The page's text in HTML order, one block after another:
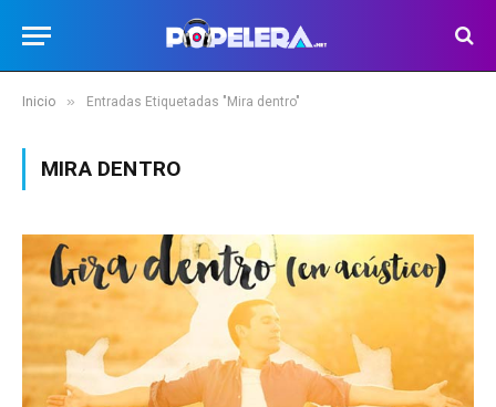
Inicio » Entradas Etiquetadas "Mira dentro"
MIRA DENTRO